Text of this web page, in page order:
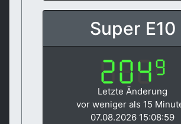
Super E10
Letzte Änderung
vor weniger als 15
07.08.2026 15:08:59